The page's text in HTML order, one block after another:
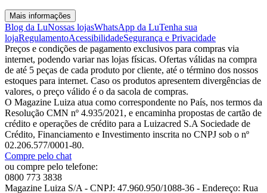
Mais informações
Blog da LuNossas lojasWhatsApp da LuTenha sua
lojaRegulamentoAcessibilidadeSegurança e Privacidade
Preços e condições de pagamento exclusivos para compras via
internet, podendo variar nas lojas físicas. Ofertas válidas na compra
de até 5 peças de cada produto por cliente, até o término dos nossos
estoques para internet. Caso os produtos apresentem divergências de
valores, o preço válido é o da sacola de compras.
O Magazine Luiza atua como correspondente no País, nos termos da
Resolução CMN nº 4.935/2021, e encaminha propostas de cartão de
crédito e operações de crédito para a Luizacred S.A Sociedade de
Crédito, Financiamento e Investimento inscrita no CNPJ sob o nº
02.206.577/0001-80.
Compre pelo chat
ou compre pelo telefone:
0800 773 3838
Magazine Luiza S/A - CNPJ: 47.960.950/1088-36 - Endereço: Rua